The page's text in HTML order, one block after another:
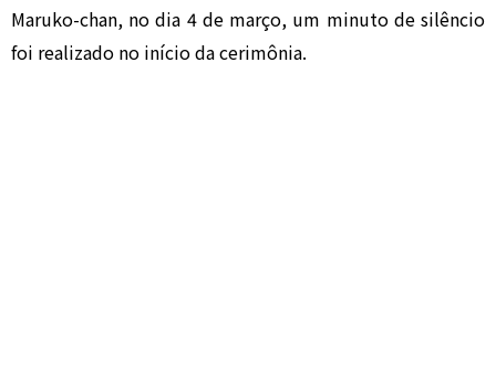
Maruko-chan, no dia 4 de março, um minuto de silêncio
foi realizado no início da cerimônia.